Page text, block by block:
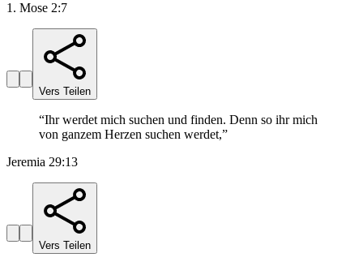
1. Mose 2:7
Vers Teilen
“Ihr werdet mich suchen und finden. Denn so ihr mich
von ganzem Herzen suchen werdet,”
Jeremia 29:13
Vers Teilen